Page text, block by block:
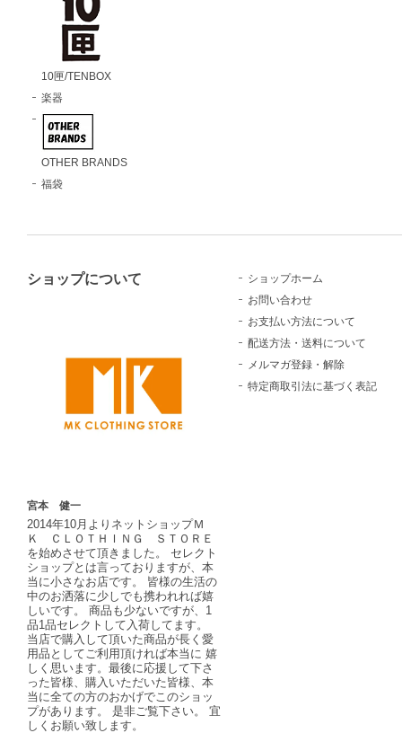
10匣/TENBOX
楽器
OTHER BRANDS
福袋
ショップについて
宮本 健一
2014年10月よりネットショップＭ
Ｋ ＣＬＯＴＨＩＮＧ ＳＴＯＲＥ
を始めさせて頂きました。 セレクト
ショップとは言っておりますが、本
当に小さなお店です。 皆様の生活の
中のお洒落に少しでも携われれば嬉
しいです。 商品も少ないですが、1
品1品セレクトして入荷してます。
当店で購入して頂いた商品が長く愛
用品としてご利用頂ければ本当に 嬉
しく思います。最後に応援して下さ
った皆様、購入いただいた皆様、本
当に全ての方のおかげでこのショッ
プがあります。 是非ご覧下さい。 宜
しくお願い致します。
ショップホーム
お問い合わせ
お支払い方法について
配送方法・送料について
メルマガ登録・解除
特定商取引法に基づく表記